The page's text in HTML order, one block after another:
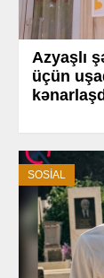
Azyaşlı
üçün
SOSİAL